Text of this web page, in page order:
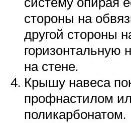
стороны на
другой стороны
на стене.
Крышу навеса
профнастилом
поликарбонатом.